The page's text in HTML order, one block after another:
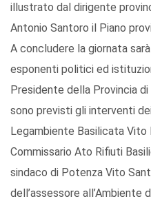
illustrato dal dirigente
Antonio Santoro il Piano
A concludere la giornata
esponenti politici ed
Presidente della Provincia
sono previsti gli interventi
Legambiente Basilicata Vito
Commissario Ato Rifiuti
sindaco di Potenza Vito
dell’assessore all’Ambiente